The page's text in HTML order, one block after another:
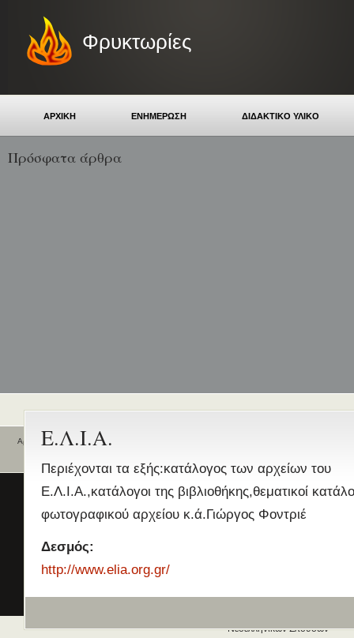
Φρυκτωρίες
ΑΡΧΙΚΗ ΕΝΗΜΕΡΩΣΗ ΔΙΔΑΚΤΙΚΟ ΥΛΙΚΟ
Πρόσφατα άρθρα
Ε.Λ.Ι.Α.
Περιέχονται τα εξής:κατάλογος των αρχείων του
Ε.Λ.Ι.Α.,κατάλογοι της βιβλιοθήκης,θεματικοί
φωτογραφικού αρχείου κ.ά.Γιώργος Φοντριέ
Δεσμός:
http://www.elia.org.gr/
Αρχική
Ποιοι είναι εδώ
Είναι εδώ αυτή τη στιγμή0 χρήστες
Ενεργά θέματα
συζήτησης
Δεύτερης/Ξένης Γλώσσας
Νεοελληνικών Σπουδών